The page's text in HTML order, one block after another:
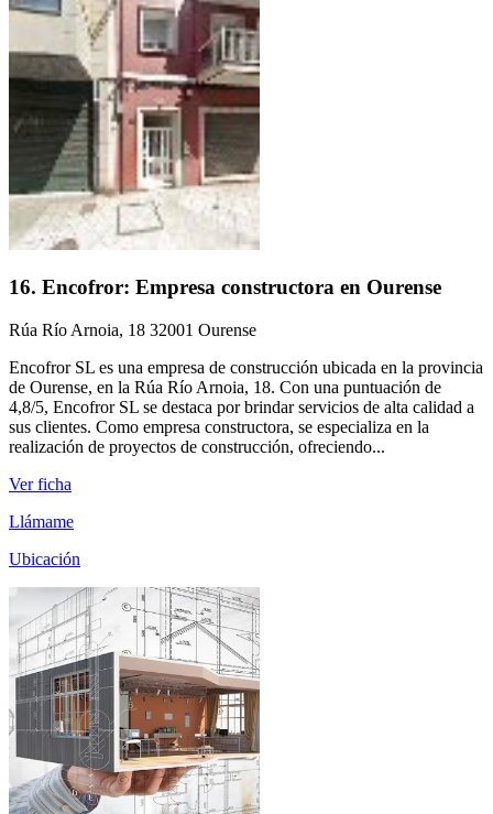
16. Encofror: Empresa constructora en Ourense
Rúa Río Arnoia, 18 32001 Ourense
Encofror SL es una empresa de construcción ubicada en la provincia
de Ourense, en la Rúa Río Arnoia, 18. Con una puntuación de
4,8/5, Encofror SL se destaca por brindar servicios de alta calidad a
sus clientes. Como empresa constructora, se especializa en la
realización de proyectos de construcción, ofreciendo...
Ver ficha
Llámame
Ubicación